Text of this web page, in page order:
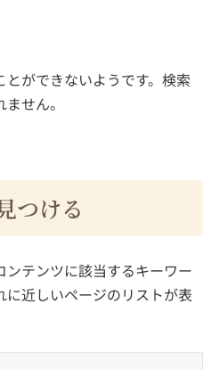
ができないようです。検索
せん。
つける
テンツに該当するキーワー
に近しいページのリストが表